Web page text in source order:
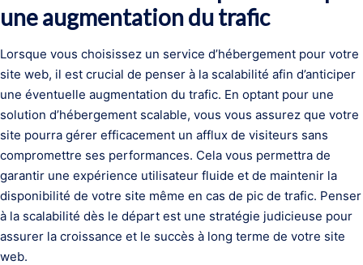
une augmentation du trafic
Lorsque vous choisissez un service d’hébergement pour votre
site web, il est crucial de penser à la scalabilité afin d’anticiper
une éventuelle augmentation du trafic. En optant pour une
solution d’hébergement scalable, vous vous assurez que votre
site pourra gérer efficacement un afflux de visiteurs sans
compromettre ses performances. Cela vous permettra de
garantir une expérience utilisateur fluide et de maintenir la
disponibilité de votre site même en cas de pic de trafic. Penser
à la scalabilité dès le départ est une stratégie judicieuse pour
assurer la croissance et le succès à long terme de votre site
web.